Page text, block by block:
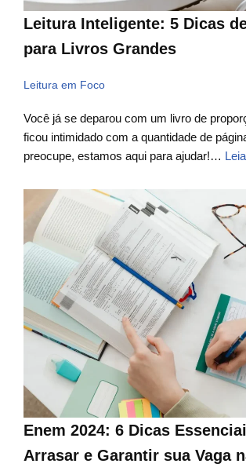
Leitura Inteligente: 5 Dicas
para Livros Grandes
Leitura em Foco
Você já se deparou com um livro de
ficou intimidado com a quantidade de
preocupe, estamos aqui para ajudar!…
Enem 2024: 6 Dicas
Arrasar e Garantir sua Vaga